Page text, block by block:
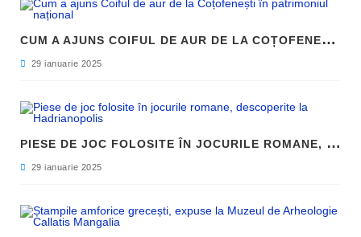
C
UM A AJUNS COIFUL DE AUR DE LA COȚOFENEȘTI ÎN PATRIMONIUL NAȚIONAL
29 ianuarie 2025
P
IESE DE JOC FOLOSITE ÎN JOCURILE ROMANE, DESCOPERITE LA HADRIANOPOLIS
29 ianuarie 2025